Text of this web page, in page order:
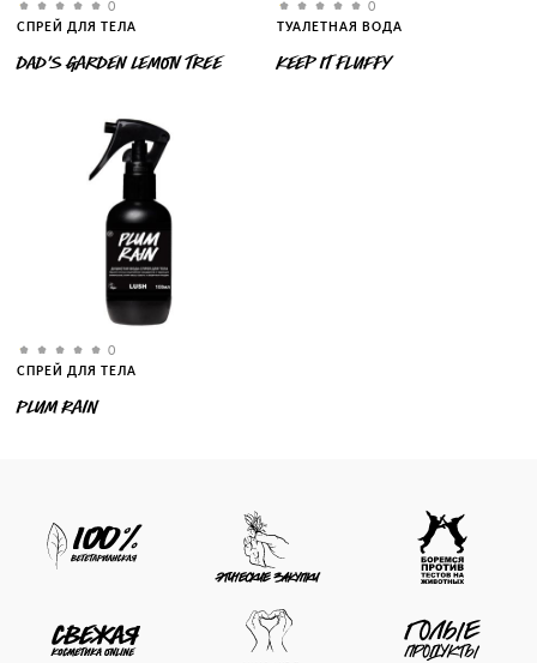
0
СПРЕЙ ДЛЯ ТЕЛА
DAD’S GARDEN LEMON TREE
0
ТУАЛЕТНАЯ ВОДА
KEEP IT FLUFFY
0
СПРЕЙ ДЛЯ ТЕЛА
PLUM RAIN